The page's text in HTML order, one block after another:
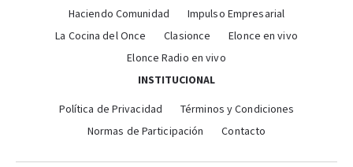
Haciendo Comunidad
Impulso Empresarial
La Cocina del Once
Clasionce
Elonce en vivo
Elonce Radio en vivo
INSTITUCIONAL
Política de Privacidad
Términos y Condiciones
Normas de Participación
Contacto